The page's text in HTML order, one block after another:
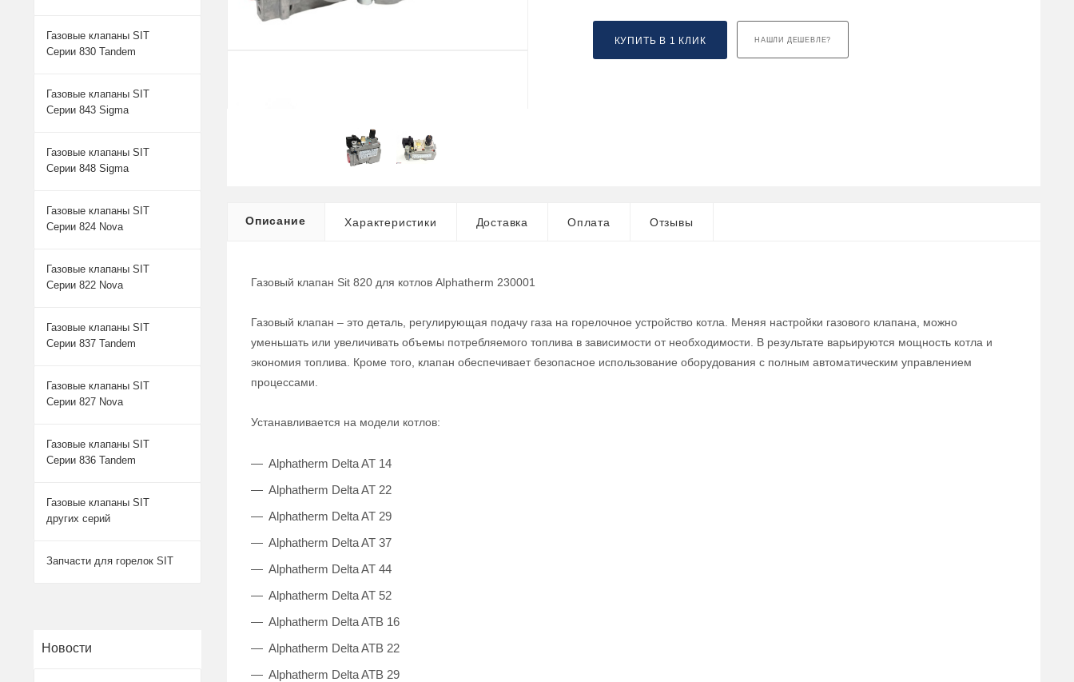
КУПИТЬ В 1 КЛИК НАШЛИ ДЕШЕВЛЕ?
Описание Характеристики Доставка Оплата Отзывы
Газовый клапан Sit 820 для котлов Alphatherm 230001
Газовый клапан – это деталь, регулирующая подачу газа на горелочное устройство котла. Меняя настройки газового клапана, можно
уменьшать или увеличивать объемы потребляемого топлива в зависимости от необходимости. В результате варьируются мощность котла и
экономия топлива. Кроме того, клапан обеспечивает безопасное использование оборудования с полным автоматическим управлением
процессами.
Устанавливается на модели котлов:
Alphatherm Delta AT 14
Alphatherm Delta AT 22
Alphatherm Delta AT 29
Alphatherm Delta AT 37
Alphatherm Delta AT 44
Alphatherm Delta AT 52
Alphatherm Delta ATB 16
Alphatherm Delta ATB 22
Alphatherm Delta ATB 29
Газовые клапаны SIT
Серии 830 Tandem
Газовые клапаны SIT
Серии 843 Sigma
Газовые клапаны SIT
Серии 848 Sigma
Газовые клапаны SIT
Серии 824 Nova
Газовые клапаны SIT
Серии 822 Nova
Газовые клапаны SIT
Серии 837 Tandem
Газовые клапаны SIT
Серии 827 Nova
Газовые клапаны SIT
Серии 836 Tandem
Газовые клапаны SIT
других серий
Запчасти для горелок SIT
Новости